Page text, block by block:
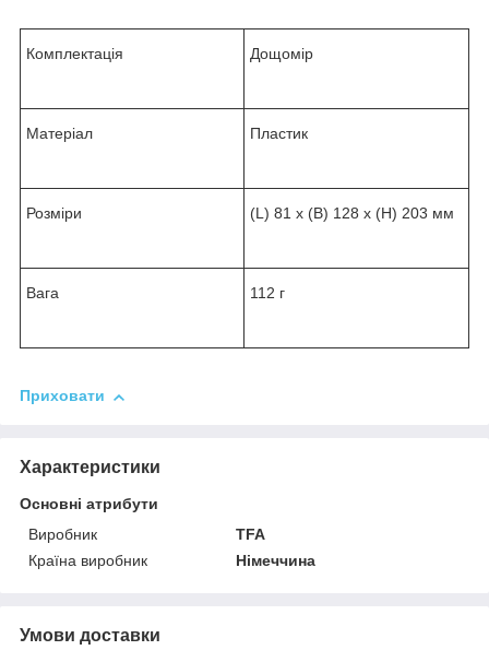
Комплектація Дощомір
Матеріал Пластик
Розміри (L) 81 x (B) 128 x (H) 203 мм
Вага 112 г
Приховати
Характеристики
Основні атрибути
Виробник
TFA
Країна виробник
Німеччина
Умови доставки